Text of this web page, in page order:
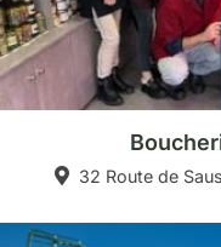
32 Route de